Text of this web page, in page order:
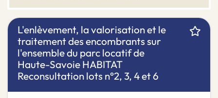
L'enlèvement, la valorisation et le
traitement des encombrants sur
l'ensemble du parc locatif de
Haute-Savoie HABITAT
Reconsultation lots n°2, 3, 4 et 6